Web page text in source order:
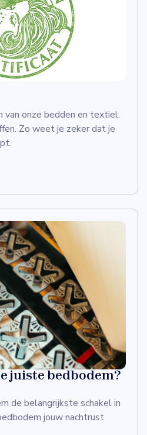
wij precies hoe we
adviseren. Wij zijn niet
beter. Samen vinden
bij jou past.
onze bedden en textiel.
Zo weet je zeker dat je
juiste bedbodem?
de belangrijkste schakel in
jouw nachtrust